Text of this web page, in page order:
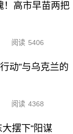
！高市早苗两把
阅读 5406
动”与乌克兰的
阅读 4368
摆下“阳谋